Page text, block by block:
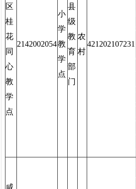
区
桂
花
同
心
教
学
点
2142002054
小
学
教
学
点
县
级
教
育
部
门
农
村
421202107231